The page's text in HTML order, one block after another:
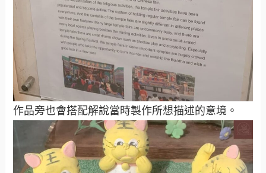
作品旁也會搭配解說當時製作所想描述的意境。